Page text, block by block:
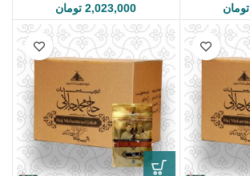
تومان 2,023,000 تومان